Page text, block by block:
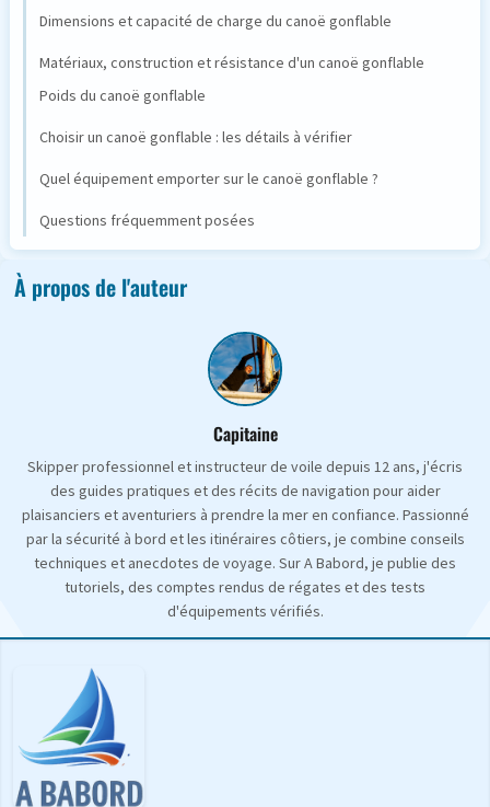
Dimensions et capacité de charge du canoë gonflable
Matériaux, construction et résistance d'un canoë gonflable
Poids du canoë gonflable
Choisir un canoë gonflable : les détails à vérifier
Quel équipement emporter sur le canoë gonflable ?
Questions fréquemment posées
À propos de l'auteur
Capitaine
Skipper professionnel et instructeur de voile depuis 12 ans, j'écris
des guides pratiques et des récits de navigation pour aider
plaisanciers et aventuriers à prendre la mer en confiance. Passionné
par la sécurité à bord et les itinéraires côtiers, je combine conseils
techniques et anecdotes de voyage. Sur A Babord, je publie des
tutoriels, des comptes rendus de régates et des tests
d'équipements vérifiés.